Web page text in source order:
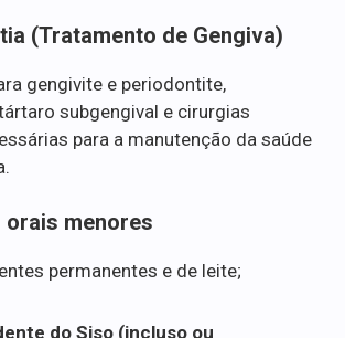
(Tratamento de Gengiva)
gengivite e periodontite,
subgengival e cirurgias
para a manutenção da saúde
orais menores
permanentes e de leite;
do Siso (incluso ou